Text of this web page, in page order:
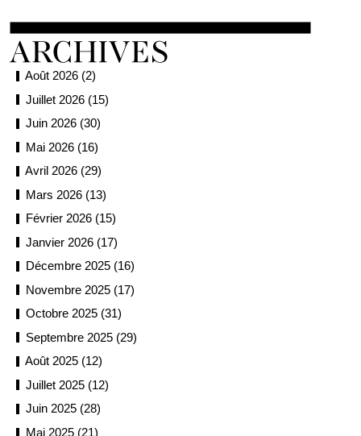
Août 2026 (2)
Juillet 2026 (15)
Juin 2026 (30)
Mai 2026 (16)
Avril 2026 (29)
Mars 2026 (13)
Février 2026 (15)
Janvier 2026 (17)
Décembre 2025 (16)
Novembre 2025 (17)
Octobre 2025 (31)
Septembre 2025 (29)
Août 2025 (12)
Juillet 2025 (12)
Juin 2025 (28)
Mai 2025 (21)